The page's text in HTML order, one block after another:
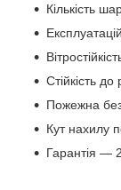
Кількість
Стійкість
Пожежна
Кут нахилу
Гарантія —